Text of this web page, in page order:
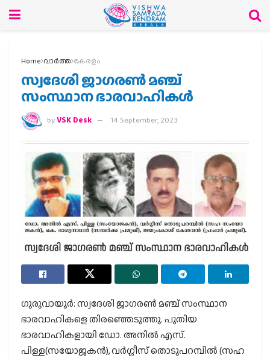
Home വാര്‍ത്ത കേരളം
സ്വദേശി ജാഗരൺ മഞ്ച്
സംസ്ഥാന ഭാരവാഹികൾ
byVSK Desk 14 September, 2023
ഗുരുവായൂർ: സ്വദേശി ജാഗരൺ മഞ്ച് സംസ്ഥാന
ഭാരവാഹികളെ തിരഞ്ഞെടുത്തു. പുതിയ
ഭാരവാഹികളായി ഡോ. അനിൽ എസ്.
പിള്ള(സയോജകൻ), വർഗ്ഗീസ് തൊടുപറമ്പിൽ (സഹ